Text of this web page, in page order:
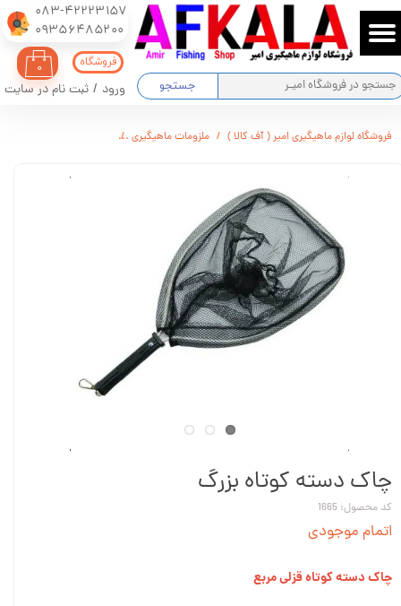
083-42223157
​​​​​​​09356485200
جستجو
۰
ورود / ثبت نام در سایت
حساب کاربری من
تغییر گذر واژه
فروشگاه
فروشگاه لوازم ماهیگیری امیر ( آف کالا ) ملزومات ماهیگیری
چاک دسته کوتاه بزرگ
کد محصول: 1665
اتمام موجودی
چاک دسته کوتاه قزلی مربع